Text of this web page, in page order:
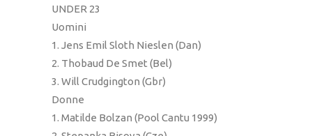
UNDER 23
Uomini
1. Jens Emil Sloth Nieslen (Dan)
2. Thobaud De Smet (Bel)
3. Will Crudgington (Gbr)
Donne
1. Matilde Bolzan (Pool Cantu 1999)